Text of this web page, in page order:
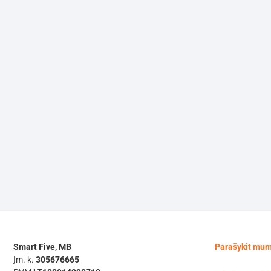
Smart Five, MB
Įm. k. 305676665
Parašykit